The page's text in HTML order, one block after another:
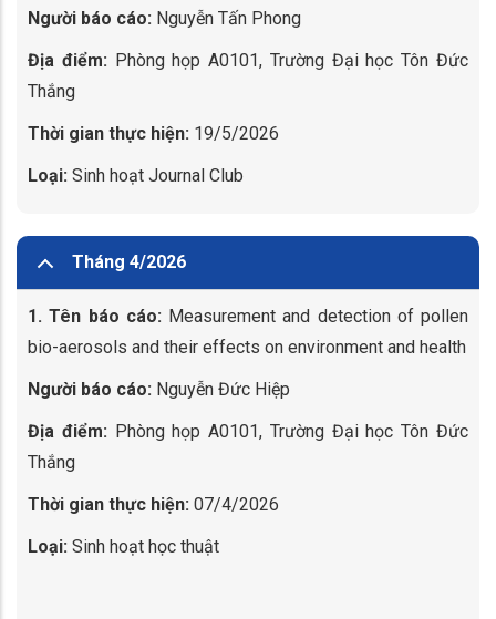
Người báo cáo: Nguyễn Tấn Phong
Địa điểm: Phòng họp A0101, Trường Đại học Tôn Đức
Thắng
Thời gian thực hiện: 19/5/2026
Loại: Sinh hoạt Journal Club
Tháng 4/2026
1. Tên báo cáo: Measurement and detection of pollen
bio-aerosols and their effects on environment and health
Người báo cáo: Nguyễn Đức Hiệp
Địa điểm: Phòng họp A0101, Trường Đại học Tôn Đức
Thắng
Thời gian thực hiện: 07/4/2026
Loại: Sinh hoạt học thuật